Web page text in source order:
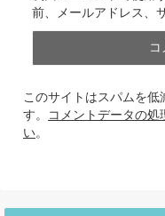
前、メールアドレス、
このサイトはスパムを
す。
コメントデータの処
い。